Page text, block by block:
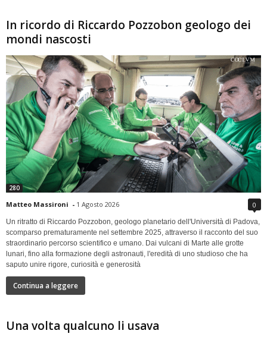
In ricordo di Riccardo Pozzobon geologo dei
mondi nascosti
280
Matteo Massironi - 1 Agosto 2026 0
Un ritratto di Riccardo Pozzobon, geologo planetario dell'Università di Padova,
scomparso prematuramente nel settembre 2025, attraverso il racconto del suo
straordinario percorso scientifico e umano. Dai vulcani di Marte alle grotte
lunari, fino alla formazione degli astronauti, l'eredità di uno studioso che ha
saputo unire rigore, curiosità e generosità
Continua a leggere
Una volta qualcuno li usava